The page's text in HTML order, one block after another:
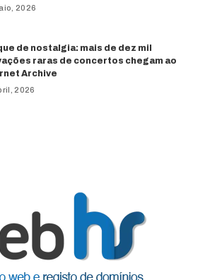
2026
de nostalgia: mais de dez mil
raras de concertos chegam ao
Archive
2026